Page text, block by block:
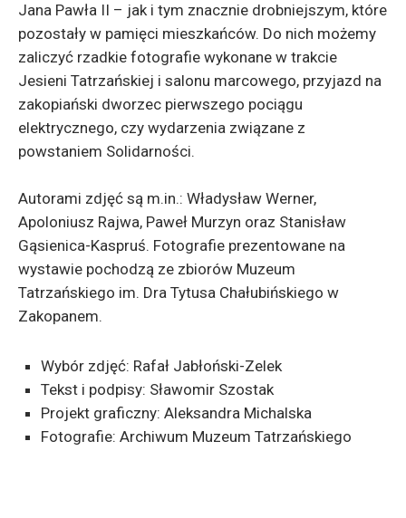
Jana Pawła II – jak i tym znacznie drobniejszym, które
pozostały w pamięci mieszkańców. Do nich możemy
zaliczyć rzadkie fotografie wykonane w trakcie
Jesieni Tatrzańskiej i salonu marcowego, przyjazd na
zakopiański dworzec pierwszego pociągu
elektrycznego, czy wydarzenia związane z
powstaniem Solidarności.
Autorami zdjęć są m.in.: Władysław Werner,
Apoloniusz Rajwa, Paweł Murzyn oraz Stanisław
Gąsienica-Kaspruś. Fotografie prezentowane na
wystawie pochodzą ze zbiorów Muzeum
Tatrzańskiego im. Dra Tytusa Chałubińskiego w
Zakopanem.
Wybór zdjęć: Rafał Jabłoński-Zelek
Tekst i podpisy: Sławomir Szostak
Projekt graficzny: Aleksandra Michalska
Fotografie: Archiwum Muzeum Tatrzańskiego